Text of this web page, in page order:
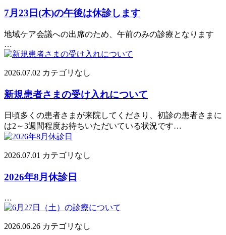
7月23日(木)の午後は休診します
地域ケア会議への出席のため、午前のみの診療となります
…
2026.07.02 カテゴリなし
新規患者さまの受け入れについて
日頃多くの患者さまが来院してくださり、初診の患者さまに
は2～3週間程度お待ちいただいている状況です…
2026.07.01 カテゴリなし
2026年8月休診日
…
2026.06.26 カテゴリなし